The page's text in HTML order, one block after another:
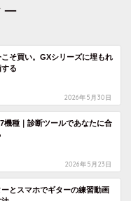
そ買い。GXシリーズに埋もれ
る
2026年5月30日
機種｜診断ツールであなたに合
2026年5月23日
とスマホでギターの練習動画